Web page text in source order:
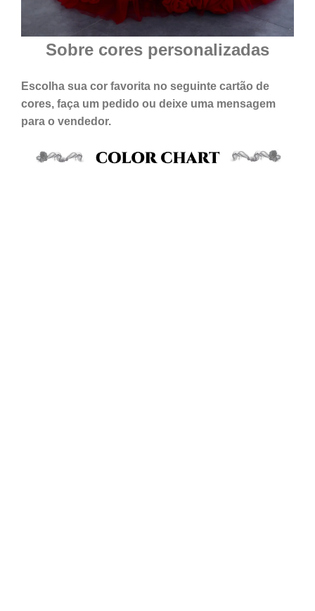
Sobre cores personalizadas
Escolha sua cor favorita no seguinte cartão de
cores, faça um pedido ou deixe uma mensagem
para o vendedor.